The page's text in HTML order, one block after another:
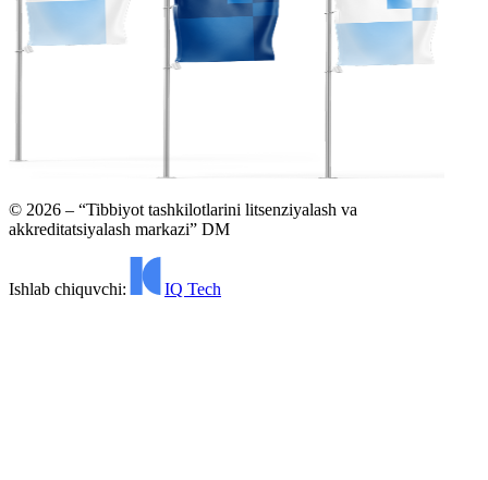
© 2026 – “Tibbiyot tashkilotlarini litsenziyalash va
akkreditatsiyalash markazi” DM
Ishlab chiquvchi: IQ Tech